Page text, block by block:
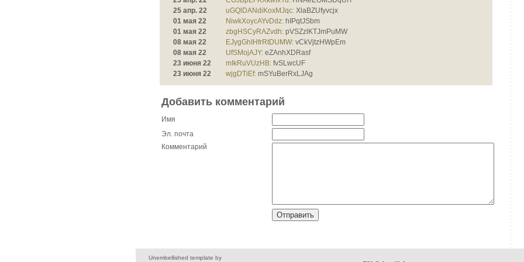
25 апр. 22
uGQlDANdiKoxMJqc:XlaBZUfyvcjx
01 мая 22
NiwkXoycAYvDdz:hIPqtJSbm
01 мая 22
zbgHSCyRAZvdh:pVSZzlKTJmPuMW
08 мая 22
EJygGhIHfrRtDUMW:vCkVjtzHWpEm
08 мая 22
UfSMojAJY:eZAnhXDRasf
23 июня 22
mIkRuVUzHB:fvSLwcUF
23 июня 22
wjgDTiEf:mSYuBerRxLJAg
Добавить комментарий
Имя
Эл. почта
Комментарий
Unembellished template by